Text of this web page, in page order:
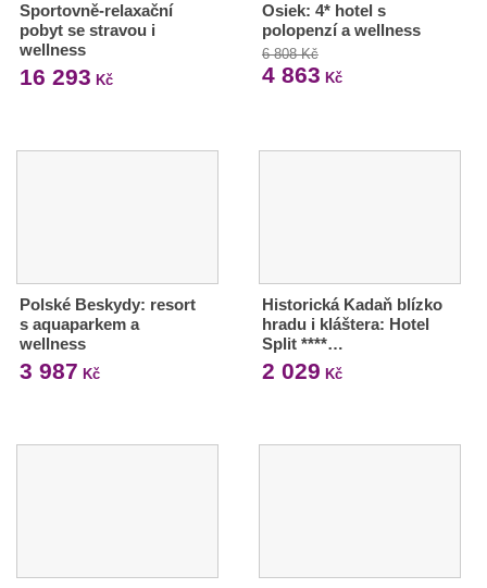
Sportovně-relaxační
pobyt se stravou i
wellness
16 293 Kč
Osiek: 4* hotel s
polopenzí a wellness
6 808 Kč
4 863 Kč
Polské Beskydy: resort
s aquaparkem a
wellness
3 987 Kč
Historická Kadaň blízko
hradu i kláštera: Hotel
Split ****…
2 029 Kč